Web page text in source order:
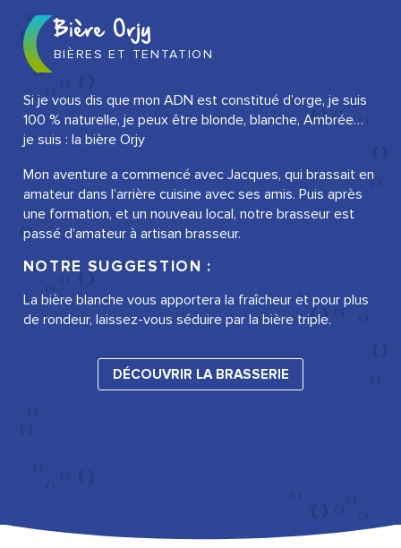
Bière Orjy
BIÈRES ET TENTATION
Si je vous dis que mon ADN est constitué d’orge, je suis
100 % naturelle, je peux être blonde, blanche, Ambrée…
je suis : la bière Orjy
Mon aventure a commencé avec Jacques, qui brassait en
amateur dans l’arrière cuisine avec ses amis. Puis après
une formation, et un nouveau local, notre brasseur est
passé d’amateur à artisan brasseur.
NOTRE SUGGESTION :
La bière blanche vous apportera la fraîcheur et pour plus
de rondeur, laissez-vous séduire par la bière triple.
DÉCOUVRIR LA BRASSERIE